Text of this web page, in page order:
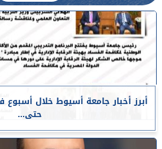
حتى...